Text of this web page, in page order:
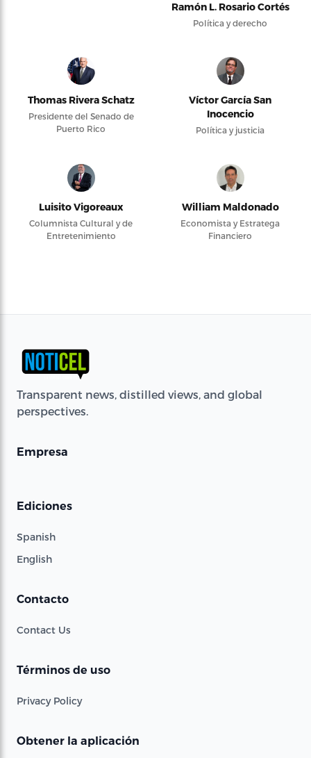
Ramón L. Rosario Cortés
Política y derecho
Thomas Rivera Schatz
Presidente del Senado de
Puerto Rico
Víctor García San
Inocencio
Política y justicia
Luisito Vigoreaux
Columnista Cultural y de
Entretenimiento
William Maldonado
Economista y Estratega
Financiero
Transparent news, distilled views, and global
perspectives.
Empresa
Ediciones
Spanish
English
Contacto
Contact Us
Términos de uso
Privacy Policy
Obtener la aplicación